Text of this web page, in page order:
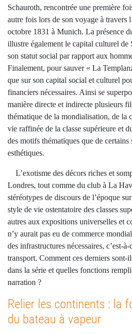
Schauroth, rencontrée une première
autre fois lors de son voyage à travers
octobre 1831 à Munich. La présence
illustre également le capital culturel de
son statut social par rapport aux
Finalement, pour sauver « La
que sur son capital social et culturel
financiers nécessaires. Ainsi se
manière directe et indirecte plusieurs
thématique de la mondialisation, de la
vie raffinée de la classe supérieure et
des motifs thématiques que de certains
esthétiques.
L’exotisme des décors riches et
Londres, tout comme du club à La
stéréotypes de discours de l’époque
style de vie ostentatoire des classes
autres aux expositions universelles et
n’y aurait pas eu de commerce
des infrastructures nécessaires, c’est-
transport. Comment ces derniers sont-
dans la série et quelles fonctions
narration ?
Relier les continents : la
du bateau à vapeur